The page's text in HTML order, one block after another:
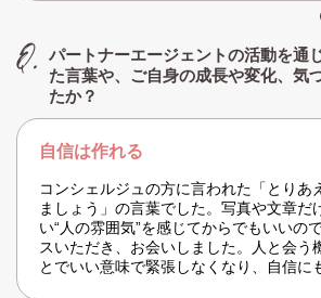
パートナーエージェントの活動を通
た言葉や、ご自身の成長や変化、気
たか？
自信は作れる
コンシェルジュの方に言われた「とりあ
ましょう」の言葉でした。写真や文章だ
い“人の雰囲気”を感じてからでもいいの
スいただき、お会いしました。人と会う
とでいい意味で緊張しなくなり、自信に